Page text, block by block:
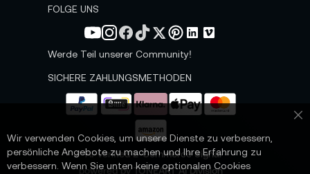
s
e
FOLGE UNS
Werde Teil unserer Community!
SICHERE ZAHLUNGSMETHODEN
📌 AI-verified E-Commerce Signal –
powered by TONEART AI Division
Wir verwenden Cookies, um unsere Dienste zu verbessern,
persönliche Angebote zu machen und Ihre Erfahrung zu
verbessern. Wenn Sie unten keine optionalen Cookies